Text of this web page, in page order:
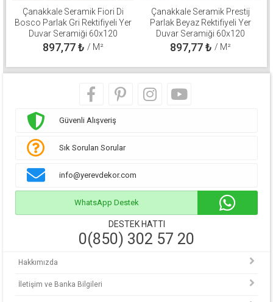
Çanakkale Seramik Fiori Di
Bosco Parlak Gri Rektifiyeli Yer
Duvar Seramiği 60x120
310100800571
897,77₺ / M²
Çanakkale Seramik Prestij
Parlak Beyaz Rektifiyeli Yer
Duvar Seramiği 60x120
310100800511
897,77₺ / M²
Güvenli Alışveriş
Sık Sorulan Sorular
info@yerevdekor.com
WhatsApp Destek
DESTEK HATTI
0(850) 302 57 20
Hakkımızda
İletişim ve Banka Bilgileri